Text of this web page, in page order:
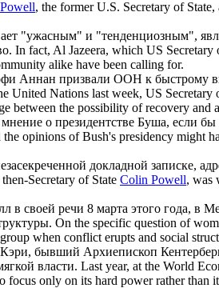
, the former U.S. Secretary of
"ужасным" и "тенденциозным",
In fact, Al Jazeera, which US Secretary
alike have been calling for.
Аннан призвали ООН к быстрому
United Nations last week, US Secretary
between the possibility of recovery and
о президентстве Буша, если
opinions of Bush's presidency might
докладной записке,
Secretary of State Colin Powell, was
в своей речи 8 марта этого года, в
On the specific question of
when conflict erupts and social
бывший Архиепископ
власти. Last year, at the World
focus only on its hard power rather than